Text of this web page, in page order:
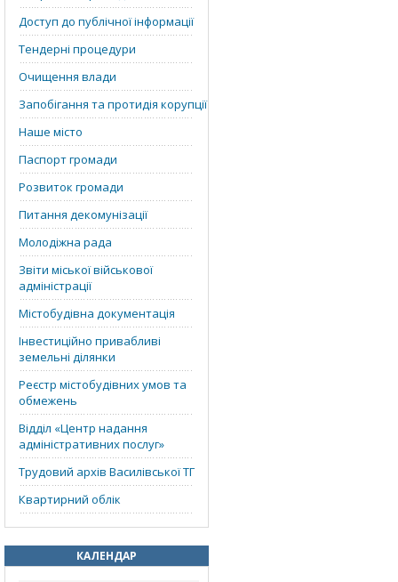
Доступ до публічної інформації
Тендерні процедури
Очищення влади
Запобігання та протидія корупції
Наше місто
Паспорт громади
Розвиток громади
Питання декомунізації
Молодіжна рада
Звіти міської військової
адміністрації
Містобудівна документація
Інвестиційно привабливі
земельні ділянки
Реєстр містобудівних умов та
обмежень
Відділ «‎Центр надання
адміністративних послуг»
Трудовий архів Василівської ТГ
Квартирний облік
КАЛЕНДАР